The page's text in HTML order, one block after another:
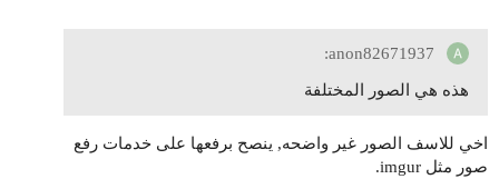
هذه هي الصور المختلفة
اخي للاسف الصور غير واضحه, ينصح برفعها على خدمات رفع
صور مثل imgur.